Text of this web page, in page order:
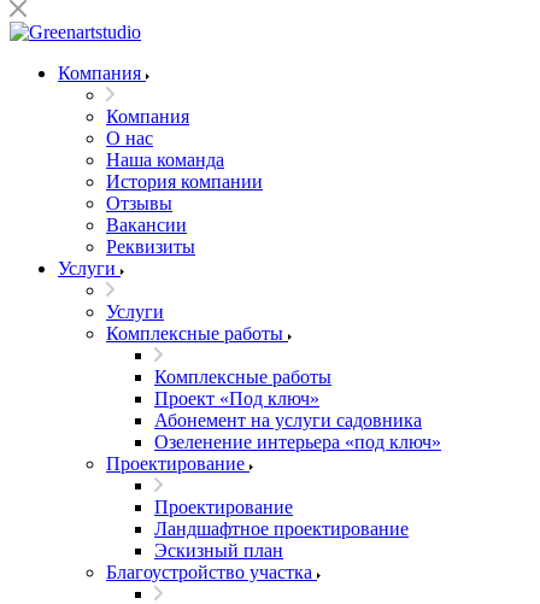
Компания
Компания
О нас
Наша команда
История компании
Отзывы
Вакансии
Реквизиты
Услуги
Услуги
Комплексные работы
Комплексные работы
Проект «Под ключ»
Абонемент на услуги садовника
Озеленение интерьера «под ключ»
Проектирование
Проектирование
Ландшафтное проектирование
Эскизный план
Благоустройство участка